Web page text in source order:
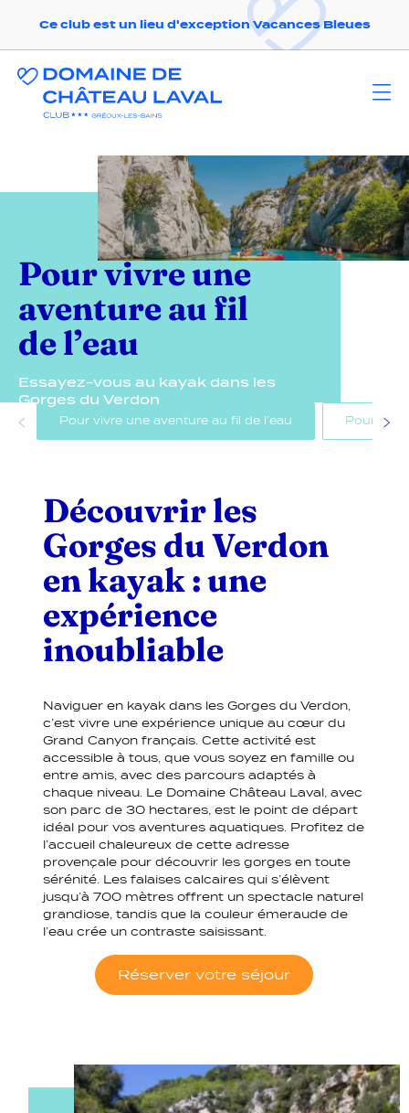
Ce club est un lieu d'exception Vacances Bleues
Pour vivre une
aventure au fil
de l’eau
Essayez-vous au kayak dans les
Gorges du Verdon
Pour vivre une aventure au fil de l’eau Pour des
Découvrir les
Gorges du Verdon
en kayak : une
expérience
inoubliable
Naviguer en kayak dans les Gorges du Verdon,
c’est vivre une expérience unique au cœur du
Grand Canyon français. Cette activité est
accessible à tous, que vous soyez en famille ou
entre amis, avec des parcours adaptés à
chaque niveau. Le Domaine Château Laval, avec
son parc de 30 hectares, est le point de départ
idéal pour vos aventures aquatiques. Profitez de
l’accueil chaleureux de cette adresse
provençale pour découvrir les gorges en toute
sérénité. Les falaises calcaires qui s’élèvent
jusqu’à 700 mètres offrent un spectacle naturel
grandiose, tandis que la couleur émeraude de
l’eau crée un contraste saisissant.
Réserver votre séjour